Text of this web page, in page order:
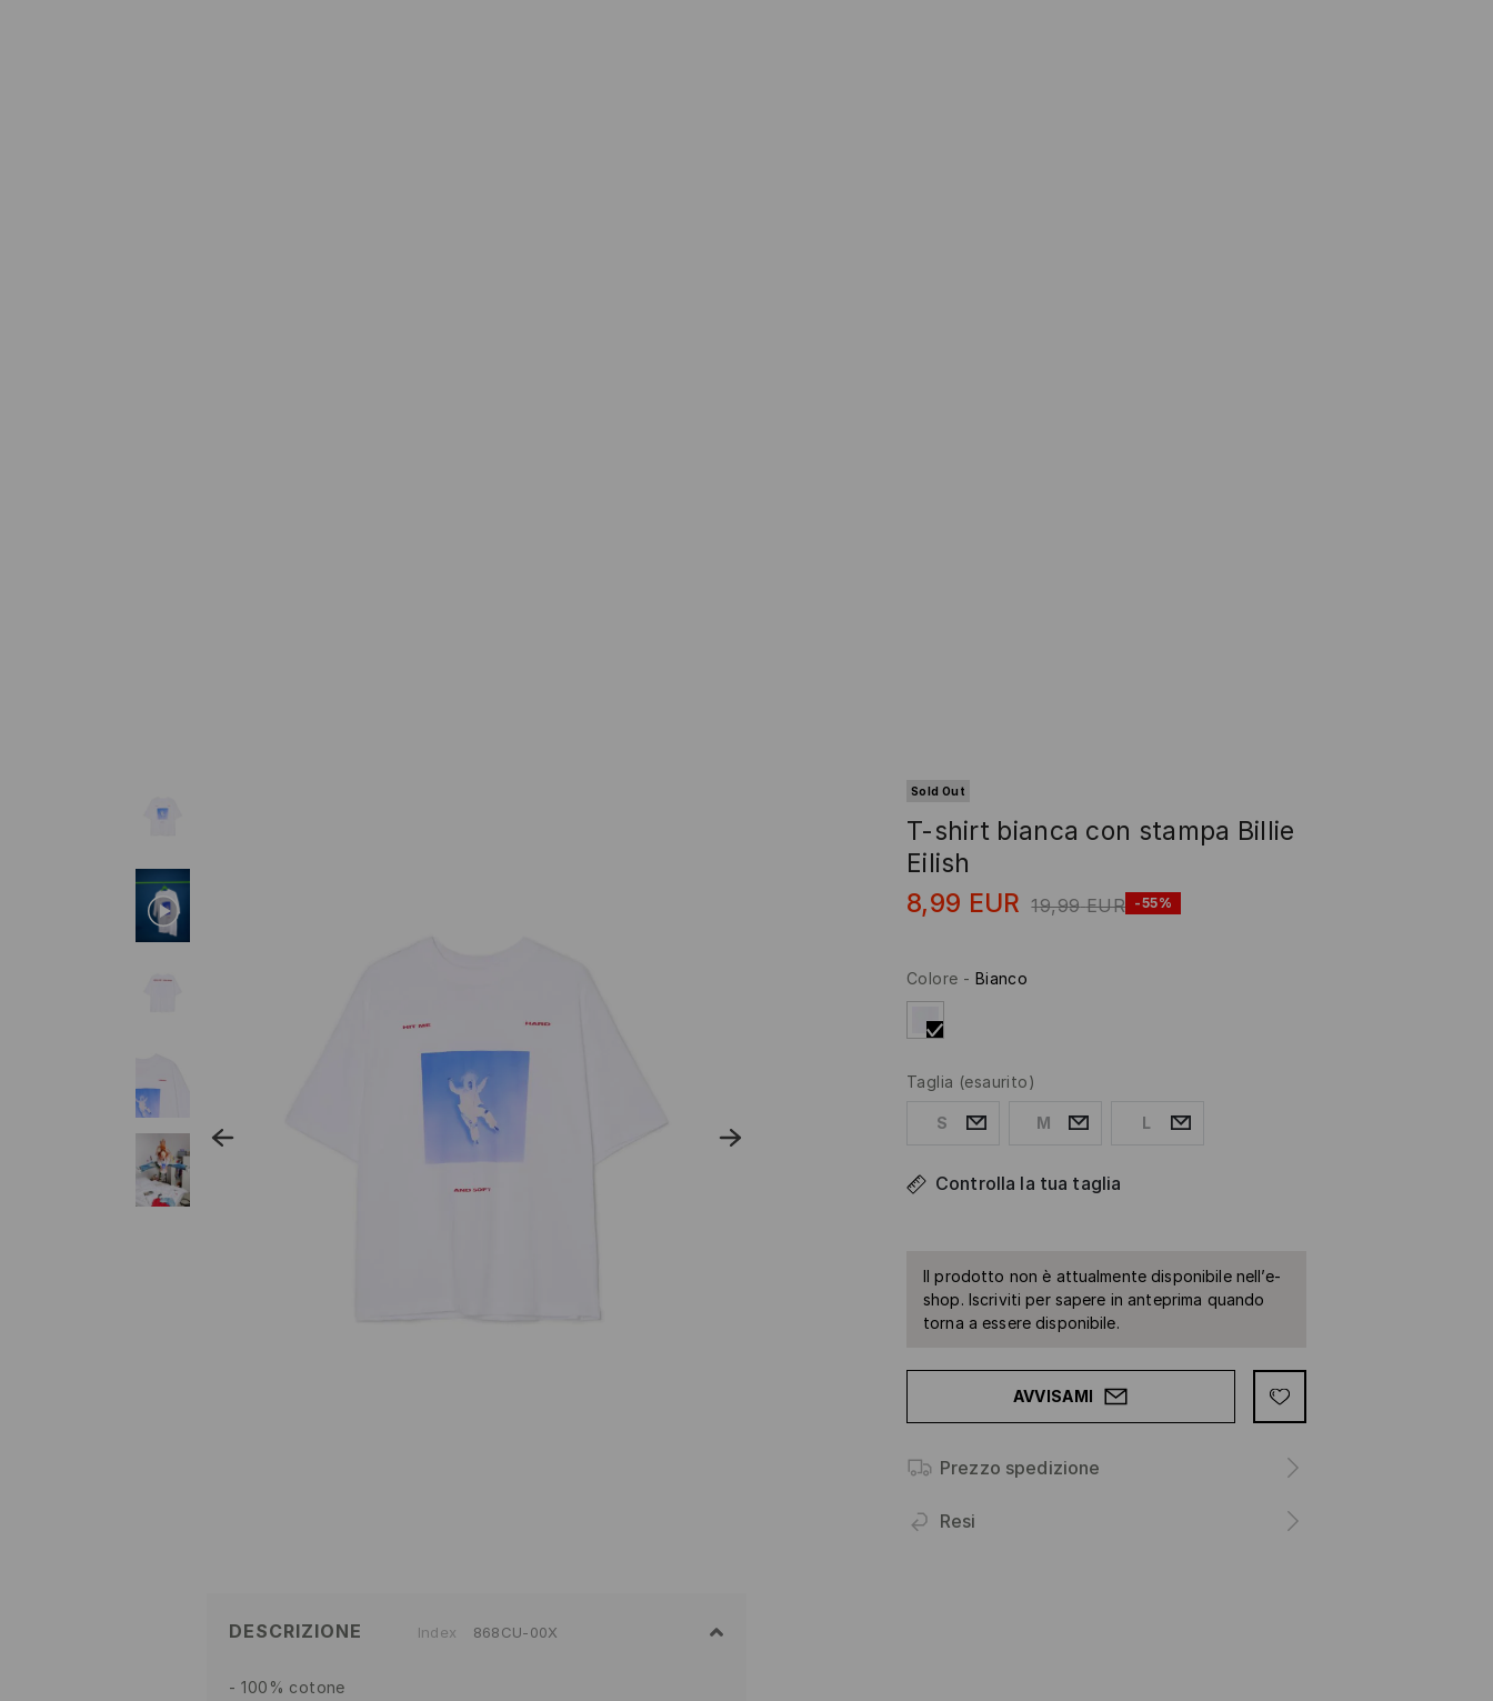
Sold Out
T-shirt bianca con stampa Billie
Eilish
8,99 EUR 19,99 EUR -55%
Colore - Bianco
Taglia (esaurito)
S M L
Controlla la tua taglia
Il prodotto non è attualmente disponibile nell’e-
shop. Iscriviti per sapere in anteprima quando
torna a essere disponibile.
AVVISAMI
Prezzo spedizione
Resi
DESCRIZIONE Index 868CU-00X
100% cotone